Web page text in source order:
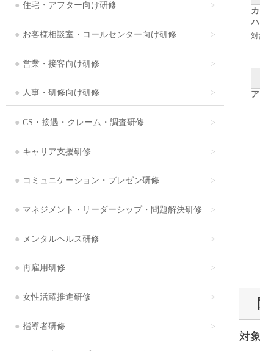
住宅・アフター向け研修
お客様相談室・コールセンター向け研修
営業・接客向け研修
人事・研修向け研修
CS・接遇・クレーム・調査研修
キャリア支援研修
コミュニケーション・プレゼン研修
マネジメント・リーダーシップ・問題解決研修
メンタルヘルス研修
再雇用研修
女性活躍推進研修
指導者研修
対
対